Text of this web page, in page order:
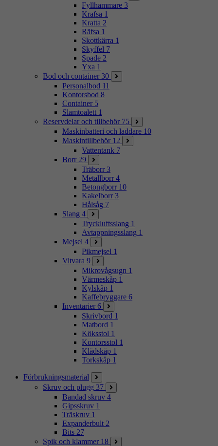
Fyllhammare 3
Krafsa 1
Kratta 2
Räfsa 1
Skottkärra 1
Skyffel 7
Spade 2
Yxa 1
Bod och container 30
Personalbod 11
Kontorsbod 8
Container 5
Slamtoalett 1
Reservdelar och tillbehör 75
Maskinbatteri och laddare 10
Maskintillbehör 12
Vattentank 7
Borr 29
Träborr 3
Metallborr 4
Betongborr 10
Kakelborr 3
Hålsåg 7
Slang 4
Tryckluftsslang 1
Avtappningsslang 1
Mejsel 4
Pikmejsel 1
Vitvara 9
Mikrovågsugn 1
Värmeskåp 1
Kylskåp 1
Kaffebryggare 6
Inventarier 6
Skrivbord 1
Matbord 1
Köksstol 1
Kontorsstol 1
Klädskåp 1
Torkskåp 1
Förbrukningsmaterial
Skruv och plugg 37
Bandad skruv 4
Gipsskruv 1
Träskruv 1
Expanderbult 2
Bits 27
Spik och klammer 18